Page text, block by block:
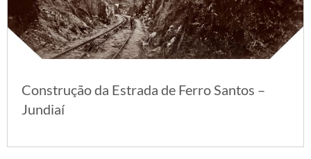
Construção da Estrada de Ferro Santos –
Jundiaí